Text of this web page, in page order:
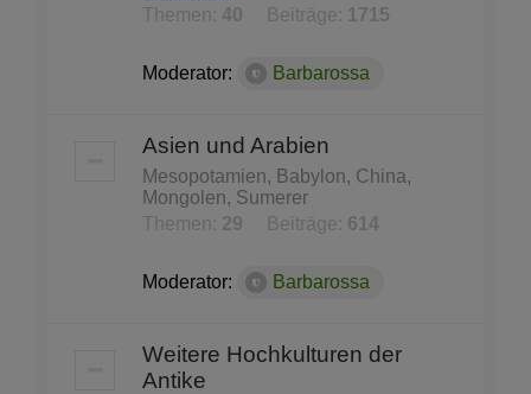
Themen: 40 Beiträge: 1715
Moderator: Barbarossa
Asien und Arabien
Mesopotamien, Babylon, China,
Mongolen, Sumerer
Themen: 29 Beiträge: 614
Moderator: Barbarossa
Weitere Hochkulturen der
Antike